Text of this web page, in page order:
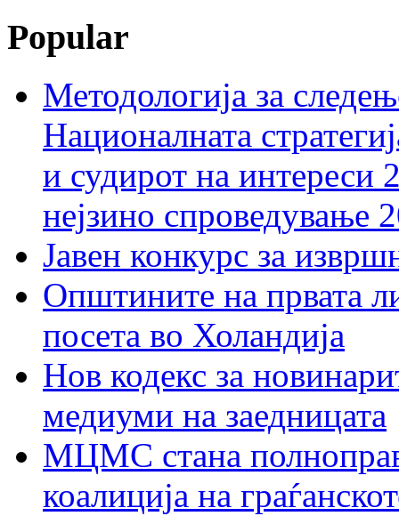
Popular
Методологија за
Националната
и судирот на интереси
нејзино спроведување
Јавен конкурс за
Општините на првата
посета во Холандија
Нов кодекс за
медиуми на заедницата
МЦМС стана
коалиција на